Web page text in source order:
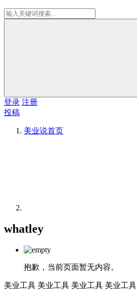
登录 注册
投稿
美业说首页
whatley
抱歉，当前页面暂无内容。
美业工具 美业工具 美业工具 美业工具